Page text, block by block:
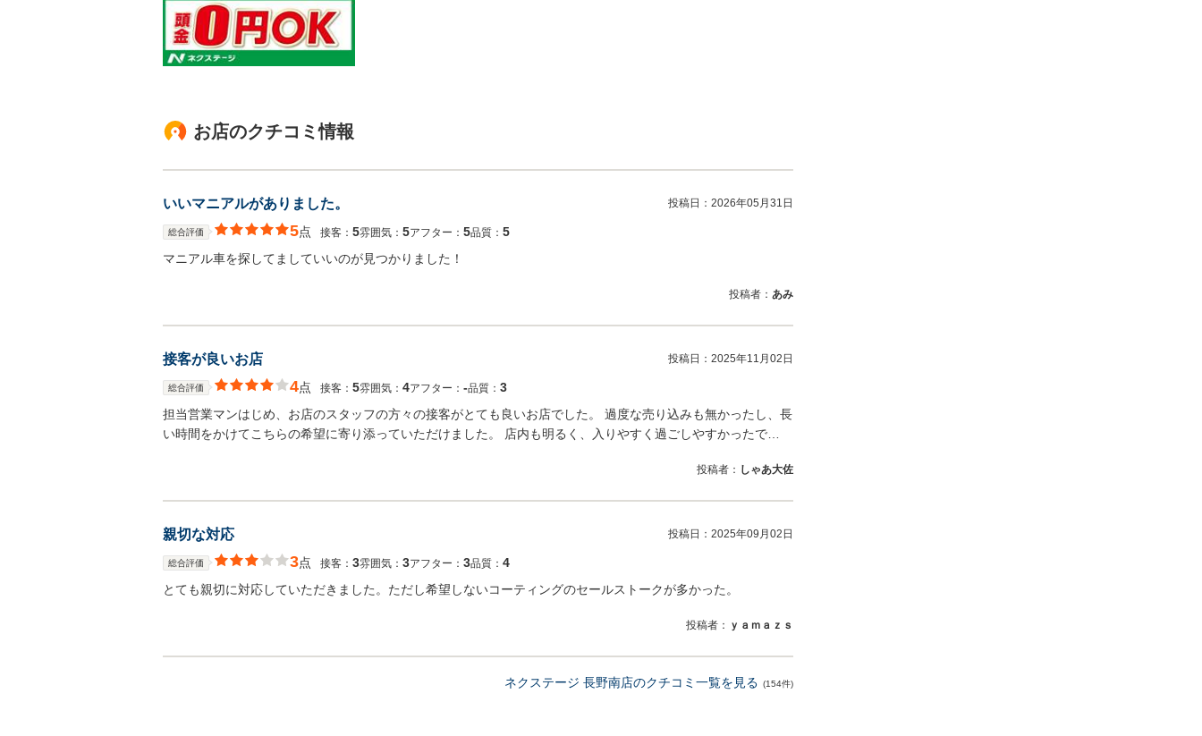
お店のクチコミ情報
いいマニアルがありました。 投稿日： 2026年05月31日
総合評価 5点 接客： 5雰囲気： 5アフター： 5品質： 5
マニアル車を探してましていいのが見つかりました！
投稿者： あみ
接客が良いお店 投稿日： 2025年11月02日
総合評価 4点 接客： 5雰囲気： 4アフター： ‐品質： 3
担当営業マンはじめ、お店のスタッフの方々の接客がとても良いお店でした。 過度な売り込みも無かったし、長
い時間をかけてこちらの希望に寄り添っていただけました。 店内も明るく、入りやすく過ごしやすかったで…
投稿者： しゃあ大佐
親切な対応 投稿日： 2025年09月02日
総合評価 3点 接客： 3雰囲気： 3アフター： 3品質： 4
とても親切に対応していただきました。ただし希望しないコーティングのセールストークが多かった。
投稿者： ｙａｍａｚｓ
ネクステージ 長野南店のクチコミ一覧を見る (154件)